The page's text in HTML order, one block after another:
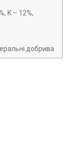
K – 12%,
добрива